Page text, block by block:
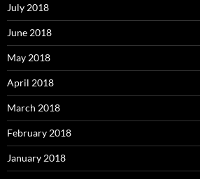
July 2018
June 2018
May 2018
April 2018
March 2018
February 2018
January 2018